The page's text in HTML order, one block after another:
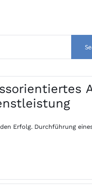
Erfolg. Durchführung